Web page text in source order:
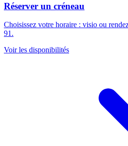
Réserver un créneau
Choisissez votre horaire : visio ou
91.
Voir les disponibilités